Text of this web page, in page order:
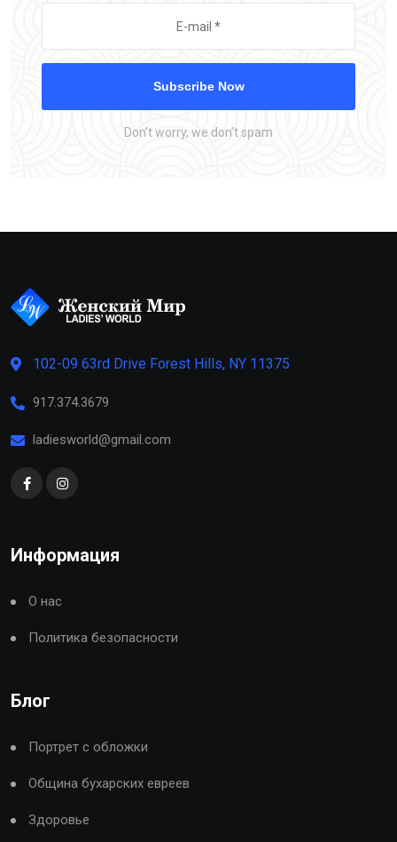
Subscribe Now
Don’t worry, we don’t spam
102-09 63rd Drive Forest Hills, NY 11375
917.374.3679
ladiesworld@gmail.com
Информация
О нас
Политика безопасности
Блог
Портрет с обложки
Община бухарских евреев
Здоровье